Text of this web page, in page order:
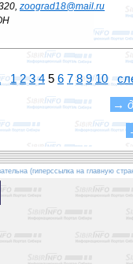
zoograd18@mail.ru
1 2 3 4 5 6 7 8 9 10
→
(гиперссылка на главную